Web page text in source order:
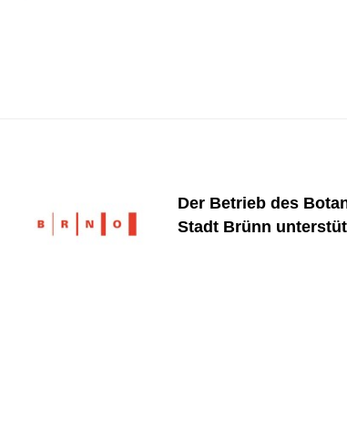
Der Betrieb des
Stadt Brünn